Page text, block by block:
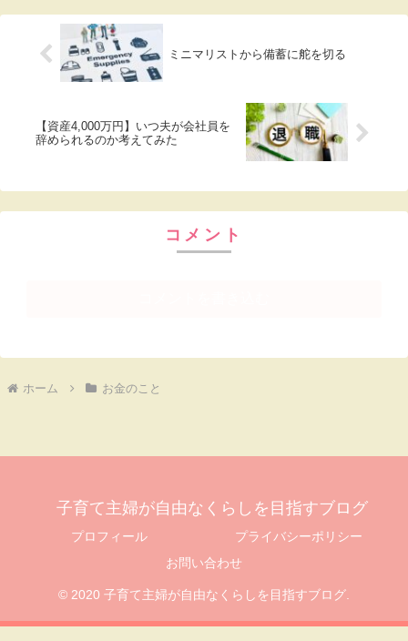
ミニマリストから備蓄に舵を切る
【資産4,000万円】いつ夫が会社員を
辞められるのか考えてみた
コメント
ホーム お金のこと
子育て主婦が自由なくらしを目指すブログ
プロフィール
プライバシーポリシー
お問い合わせ
© 2020 子育て主婦が自由なくらしを目指すブログ.